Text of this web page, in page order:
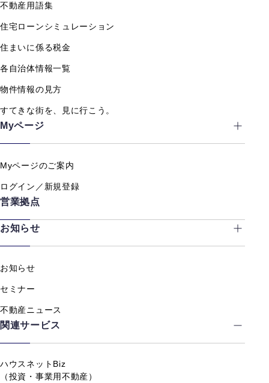
不動産用語集
住宅ローンシミュレーション
住まいに係る税金
各自治体情報一覧
物件情報の見方
すてきな街を、見に行こう。
Myページ
Myページのご案内
ログイン／新規登録
営業拠点
お知らせ
お知らせ
セミナー
不動産ニュース
関連サービス
ハウスネットBiz
（投資・事業用不動産）